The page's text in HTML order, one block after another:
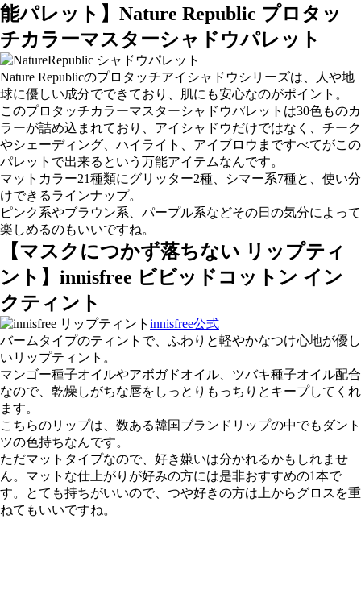
能パレット】Nature Republic プロタッ
チカラーマスターシャドウパレット
Nature Republicのプロタッチアイシャドウシリーズは、人や地
球に優しい成分でできており、肌にも安心なのがポイント。
このプロタッチカラーマスターシャドウパレットは30色ものカ
ラーが詰め込まれており、アイシャドウだけではなく、チーク
やシェーディング、ハイライト、アイブロウまですべてがこの
パレットで出来るという万能アイテムなんです。
マットカラー21種類にグリッター2種、シマー系7種と、使い分
けできるラインナップ。
ピンク系やブラウン系、パープル系などその日の気分によって
楽しめるのもいいですね。
【マスクにつかず落ちない リップティ
ント】innisfree ビビッドコットン イン
クティント
innisfree公式
バームタイプのティントで、ふわりと軽やかなつけ心地が優し
い リップティント 。
マンゴー種子オイルやアボガドオイル、ツバキ種子オイル配合
なので、乾燥しがちな唇をしっとりもっちりとキープしてくれ
ます。
こちらのリップは、数ある韓国ブランドリップの中でも ダント
ツの色持ちなんです。
ただマットタイプなので、好き嫌いは分かれるかもしれませ
ん。マットな仕上がりが好みの方には是非おすすめの1本で
す。とても持ちがいいので、つや好きの方は上からグロスを重
ねてもいいですね。